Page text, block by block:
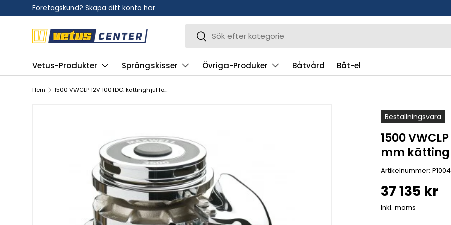
Hoppa till innehållet
Företagskund? Skapa ditt konto här
Sök
Vetus-Produkter Sprängskisser Övriga-Produker Båtvård Båt-el
Hem 1500 VWCLP 12V 100TDC: kättinghjul för 6-10 mm kätting
Beställningsvara
1500
mm kätting
Artikelnummer:
37 135 kr
Inkl. moms